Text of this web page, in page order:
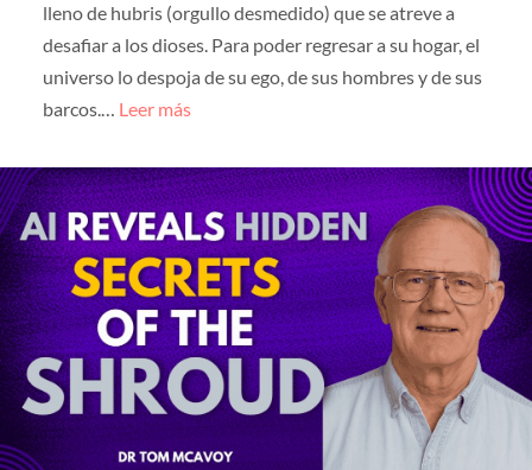
lleno de hubris (orgullo desmedido) que se atreve a
desafiar a los dioses. Para poder regresar a su hogar, el
universo lo despoja de su ego, de sus hombres y de sus
barcos.… Leer más